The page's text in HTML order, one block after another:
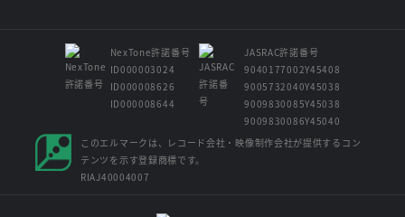
NexTone許諾番号
ID000003024
ID000008626
ID000008644
JASRAC許諾番号
9040177002Y45408
9005732040Y45038
9009830085Y45038
9009830086Y45040
このエルマークは、レコード会社・映像制作会社が提供するコン
テンツを示す登録商標です。
RIAJ40004007